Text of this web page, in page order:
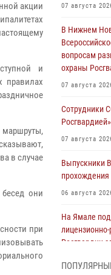
акции
и
правилах
в случае
они
при
07 августа
В Нижнем
вопросам
охраны
07 августа
Сотрудники
07 августа
Выпускники
06 августа
На Ямале
Росгвардии